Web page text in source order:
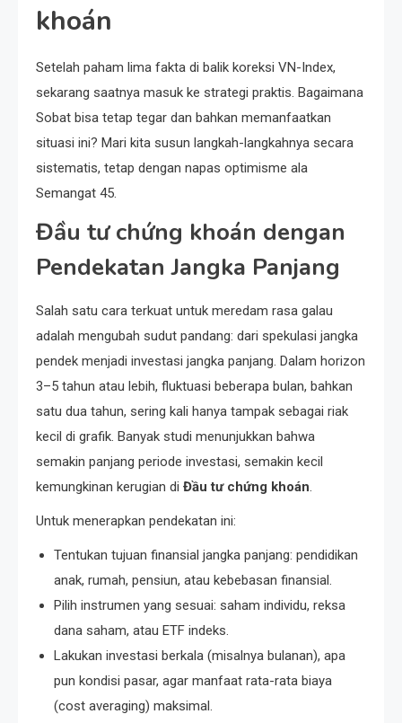
khoán
Setelah paham lima fakta di balik koreksi VN-Index,
sekarang saatnya masuk ke strategi praktis. Bagaimana
Sobat bisa tetap tegar dan bahkan memanfaatkan
situasi ini? Mari kita susun langkah-langkahnya secara
sistematis, tetap dengan napas optimisme ala
Semangat 45.
Đầu tư chứng khoán dengan
Pendekatan Jangka Panjang
Salah satu cara terkuat untuk meredam rasa galau
adalah mengubah sudut pandang: dari spekulasi jangka
pendek menjadi investasi jangka panjang. Dalam horizon
3–5 tahun atau lebih, fluktuasi beberapa bulan, bahkan
satu dua tahun, sering kali hanya tampak sebagai riak
kecil di grafik. Banyak studi menunjukkan bahwa
semakin panjang periode investasi, semakin kecil
kemungkinan kerugian di Đầu tư chứng khoán.
Untuk menerapkan pendekatan ini:
Tentukan tujuan finansial jangka panjang: pendidikan
anak, rumah, pensiun, atau kebebasan finansial.
Pilih instrumen yang sesuai: saham individu, reksa
dana saham, atau ETF indeks.
Lakukan investasi berkala (misalnya bulanan), apa
pun kondisi pasar, agar manfaat rata-rata biaya
(cost averaging) maksimal.